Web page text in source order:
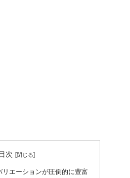
目次
リエーションが圧倒的に豊富